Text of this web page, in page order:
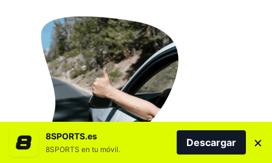
8SPORTS.es
8SPORTS en tu móvil.
Descargar ×